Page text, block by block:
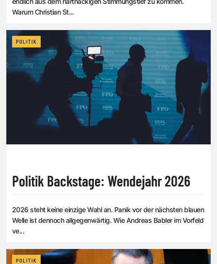
Warum Christian St...
POLITIK
Politik Backstage: Wendejahr 2026
2026 steht keine einzige Wahl an. Panik vor der nächsten blauen
Welle ist dennoch allgegenwärtig. Wie Andreas Babler im Vorfeld
ve...
POLITIK